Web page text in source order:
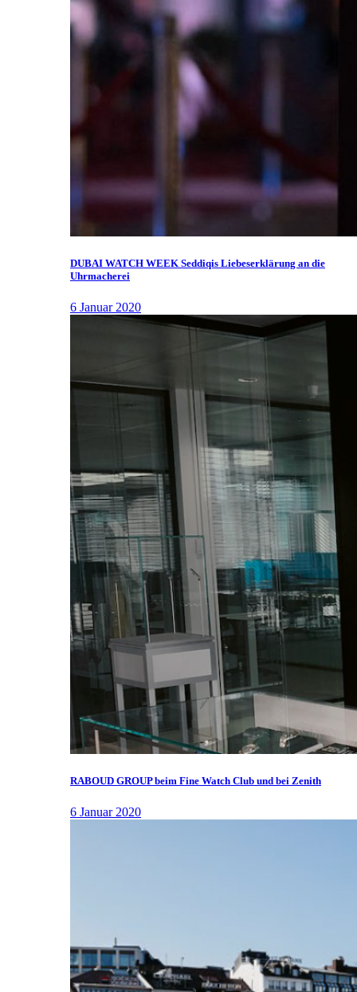
DUBAI WATCH WEEK Seddiqis Liebeserklärung an die
Uhrmacherei
6 Januar 2020
RABOUD GROUP beim Fine Watch Club und bei Zenith
6 Januar 2020